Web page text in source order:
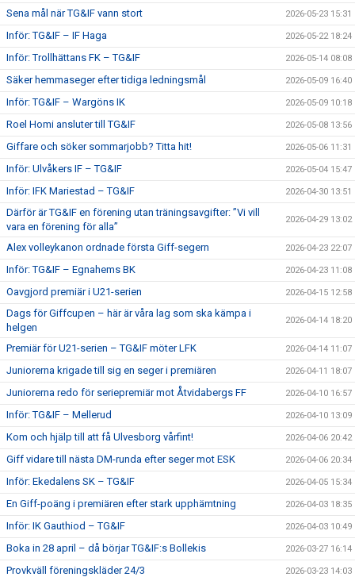
Sena mål när TG&IF vann stort 2026-05-23 15:31
Inför: TG&IF – IF Haga 2026-05-22 18:24
Inför: Trollhättans FK – TG&IF 2026-05-14 08:08
Säker hemmaseger efter tidiga ledningsmål 2026-05-09 16:40
Inför: TG&IF – Wargöns IK 2026-05-09 10:18
Roel Homi ansluter till TG&IF 2026-05-08 13:56
Giffare och söker sommarjobb? Titta hit! 2026-05-06 11:31
Inför: Ulvåkers IF – TG&IF 2026-05-04 15:47
Inför: IFK Mariestad – TG&IF 2026-04-30 13:51
Därför är TG&IF en förening utan träningsavgifter: ”Vi vill
vara en förening för alla”
2026-04-29 13:02
Alex volleykanon ordnade första Giff-segern 2026-04-23 22:07
Inför: TG&IF – Egnahems BK 2026-04-23 11:08
Oavgjord premiär i U21-serien 2026-04-15 12:58
Dags för Giffcupen – här är våra lag som ska kämpa i
helgen
2026-04-14 18:20
Premiär för U21-serien – TG&IF möter LFK 2026-04-14 11:07
Juniorerna krigade till sig en seger i premiären 2026-04-11 18:07
Juniorerna redo för seriepremiär mot Åtvidabergs FF 2026-04-10 16:57
Inför: TG&IF – Mellerud 2026-04-10 13:09
Kom och hjälp till att få Ulvesborg vårfint! 2026-04-06 20:42
Giff vidare till nästa DM-runda efter seger mot ESK 2026-04-06 20:34
Inför: Ekedalens SK – TG&IF 2026-04-05 15:34
En Giff-poäng i premiären efter stark upphämtning 2026-04-03 18:35
Inför: IK Gauthiod – TG&IF 2026-04-03 10:49
Boka in 28 april – då börjar TG&IF:s Bollekis 2026-03-27 16:14
Provkväll föreningskläder 24/3 2026-03-23 14:03